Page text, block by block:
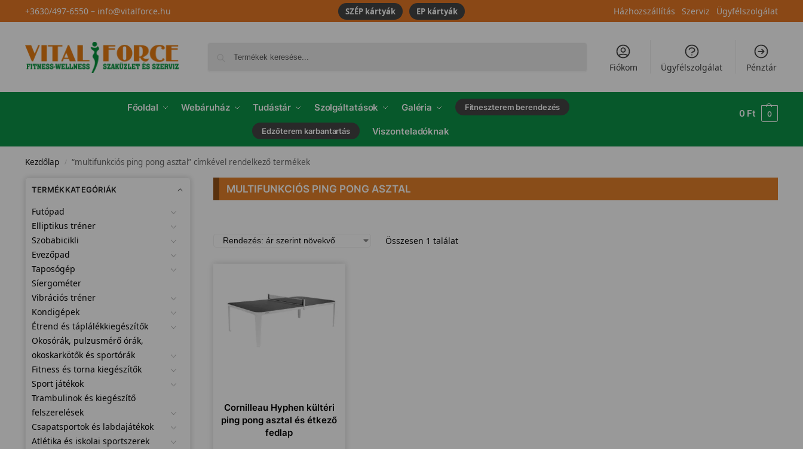
+3630/497-6550– info@vitalforce.hu SZÉP kártyák EP kártyák Házhozszállítás Szerviz Ügyfélszolgálat
Fiókom Ügyfélszolgálat Pénztár
Főoldal Webáruház Tudástár Szolgáltatások Galéria Fitneszterem berendezés
Edzőterem karbantartás Viszonteladóknak
0 Ft 0
Kezdőlap / “multifunkciós ping pong asztal” címkével rendelkező termékek
MULTIFUNKCIÓS PING PONG ASZTAL
Összesen 1 találat
Cornilleau Hyphen kültéri
ping pong asztal és étkező
fedlap
TERMÉKKATEGÓRIÁK
Futópad
Elliptikus tréner
Szobabicikli
Evezőpad
Taposógép
Síergométer
Vibrációs tréner
Kondigépek
Étrend és táplálékkiegészítők
Okosórák, pulzusmérő órák,
okoskarkötők és sportórák
Fitness és torna kiegészítők
Sport játékok
Trambulinok és kiegészítő
felszerelések
Csapatsportok és labdajátékok
Atlétika és iskolai sportszerek